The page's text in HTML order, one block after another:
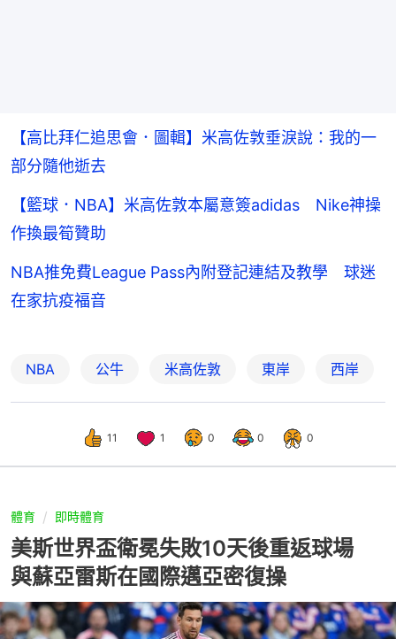
【高比拜仁追思會．圖輯】米高佐敦垂淚說：我的一
部分隨他逝去
【籃球．NBA】米高佐敦本屬意簽adidas Nike神操
作換最筍贊助
NBA推免費League Pass內附登記連結及教學 球迷
在家抗疫福音
NBA 公牛 米高佐敦 東岸 西岸
11 1 0 0 0
體育 即時體育
美斯世界盃衛冕失敗10天後重返球場
與蘇亞雷斯在國際邁亞密復操